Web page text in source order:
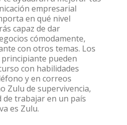
empresarial
en qué nivel
capaz de dar
cómodamente,
con otros temas. Los
pueden
con habilidades
y en correos
Zulu de supervivencia,
de trabajar en un país
es Zulu.